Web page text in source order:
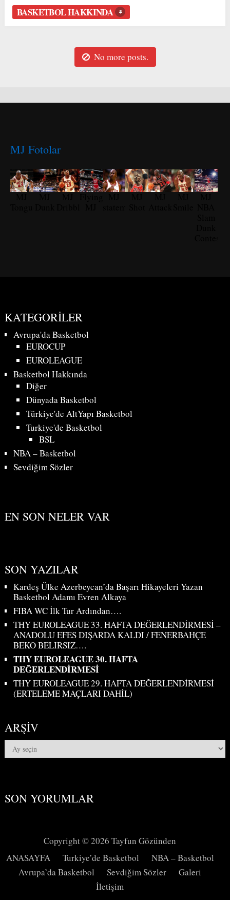
BASKETBOL HAKKINDA
No more posts.
MJ Fotolar
KATEGORILER
Avrupa'da Basketbol
EUROCUP
EUROLEAGUE
Basketbol Hakkında
Diğer
Dünyada Basketbol
Türkiye'de AltYapı Basketbol
Turkiye'de Basketbol
BSL
NBA – Basketbol
Sevdiğim Sözler
EN SON NELER VAR
SON YAZILAR
Kardeş Ülke Azerbeycan’da Başarı Hikayeleri Yazan
Basketbol Adamı Evren Alkaya
FIBA WC İlk Tur Ardından….
THY EUROLEAGUE 33. HAFTA DEĞERLENDİRMESİ –
ANADOLU EFES DIŞARDA KALDI / FENERBAHÇE
BEKO BELIRSIZ….
THY EUROLEAGUE 30. HAFTA
DEĞERLENDİRMESİ
THY EUROLEAGUE 29. HAFTA DEĞERLENDİRMESİ
(ERTELEME MAÇLARI DAHİL)
ARŞIV
Arşiv
SON YORUMLAR
Copyright © 2026 Tayfun Gözünden
ANASAYFA
Turkiye’de Basketbol
NBA – Basketbol
Avrupa’da Basketbol
Sevdiğim Sözler
Galeri
İletişim